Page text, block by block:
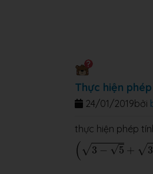
Thực hiện
bởi
24/01/2019
thực hiện phép
( √3 − √5 + √3
3 5